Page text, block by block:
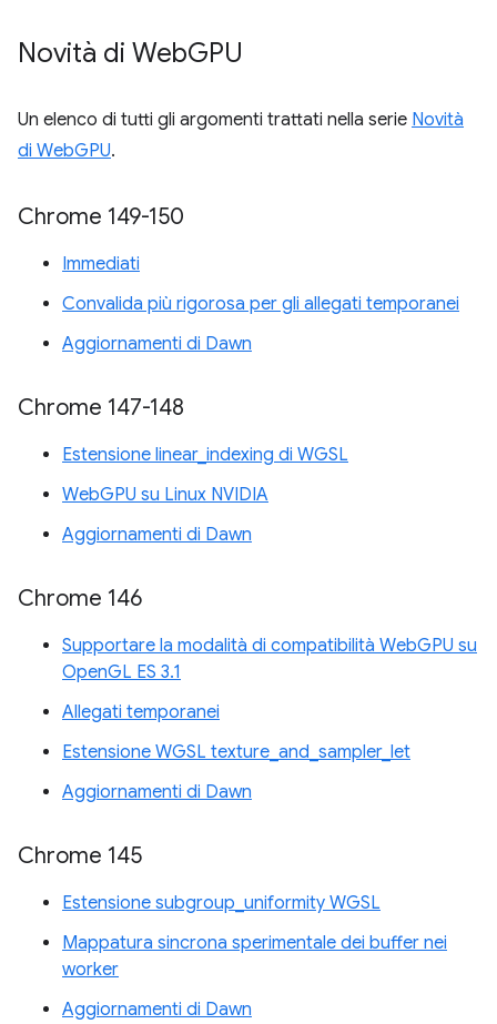
Novità di WebGPU
Un elenco di tutti gli argomenti trattati nella serie Novità
di WebGPU.
Chrome 149-150
Immediati
Convalida più rigorosa per gli allegati temporanei
Aggiornamenti di Dawn
Chrome 147-148
Estensione linear_indexing di WGSL
WebGPU su Linux NVIDIA
Aggiornamenti di Dawn
Chrome 146
Supportare la modalità di compatibilità WebGPU su
OpenGL ES 3.1
Allegati temporanei
Estensione WGSL texture_and_sampler_let
Aggiornamenti di Dawn
Chrome 145
Estensione subgroup_uniformity WGSL
Mappatura sincrona sperimentale dei buffer nei
worker
Aggiornamenti di Dawn